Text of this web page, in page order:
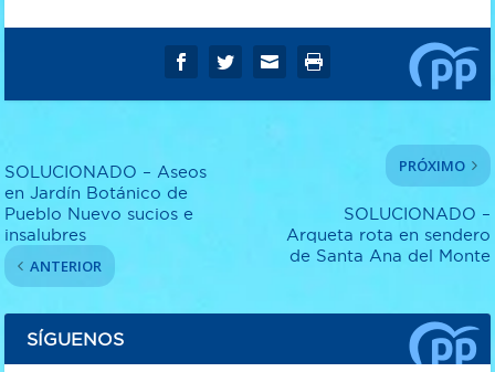
SOLUCIONADO – Aseos
en Jardín Botánico de
Pueblo Nuevo sucios e
insalubres
ANTERIOR
PRÓXIMO
SOLUCIONADO –
Arqueta rota en sendero
de Santa Ana del Monte
SÍGUENOS